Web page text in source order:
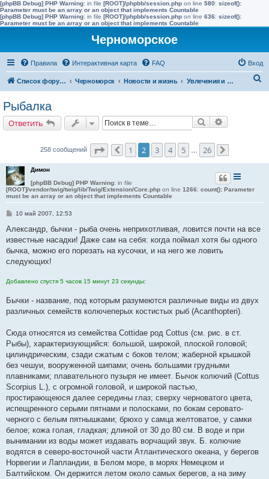
[phpBB Debug] PHP Warning: in file [ROOT]/phpbb/session.php on line 580: sizeof():
Parameter must be an array or an object that implements Countable
[phpBB Debug] PHP Warning: in file [ROOT]/phpbb/session.php on line 636: sizeof():
Parameter must be an array or an object that implements Countable
Черноморское
Правила Интерактивная карта FAQ Вход
Список форумов Черноморск Новости и жизнь Увлечения и интересы
Рыбалка
Ответить Поиск
258 сообщений Страница2 из
Пред.
1 2 3 4 5 26
Димон
[phpBB Debug] PHP Warning: in file
[ROOT]/vendor/twig/twig/lib/Twig/Extension/Core.php on line 1266: count(): Parameter
must be an array or an object that implements Countable
С
о
щ
е
и
10 май 2007, 12:53
Александр, бычки - рыба очень неприхотливая, ловится почти на все
известные насадки! Даже сам на себя: когда поймал хотя бы одного
бычка, можно его порезать на кусочки, и на него же ловить
следующих!
Добавлено спустя 5 часов 15 минут 23 секунды:
Бычки - название, под которым разумеются различные виды из двух
различных семейств колючеперых костистых рыб (Acanthopteri).
Сюда относятся из семейства Cottidae род Cottus (см. рис. в ст.
Рыбы), характеризующийся: большой, широкой, плоской головой;
цилиндрическим, сзади сжатым с боков телом; жаберной крышкой
без чешуи, вооруженной шипами; очень большими грудными
плавниками; плавательного пузыря не имеет. Бычок колючий (Cottus
Scorpius L.), с огромной головой, и широкой пастью,
простирающеюся далее середины глаз; сверху черноватого цвета,
испещренного серыми пятнами и полосками, по бокам серовато-
черного с белым пятнышками; брюхо у самца желтоватое, у самки
белое; кожа голая, гладкая; длиной от 30 до 80 см. В воде и при
вынимании из воды может издавать ворчащий звук. Б. колючие
водятся в северо-восточной части Атлантического океана, у берегов
Норвегии и Лапландии, в Белом море, в морях Немецком и
Балтийском. Он держится летом около самых берегов, а на зиму